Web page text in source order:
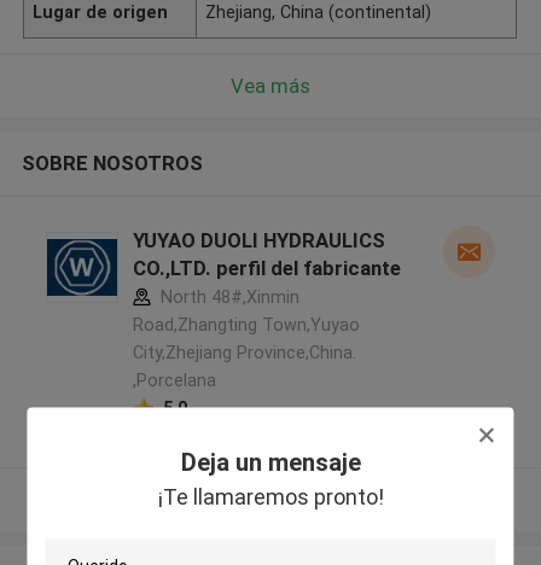
Deja un mensaje
¡Te llamaremos pronto!
Lugar de origen Zhejiang, China (continental)
Vea más
SOBRE NOSOTROS
YUYAO DUOLI HYDRAULICS
CO.,LTD. perfil del fabricante
North 48#,Xinmin
Road,Zhangting Town,Yuyao
City,Zhejiang Province,China.
,Porcelana
5.0
Vea más